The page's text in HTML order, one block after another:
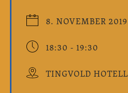
8. NOVEMBER 2019
18:30 - 19:30
TINGVOLD HOTELL